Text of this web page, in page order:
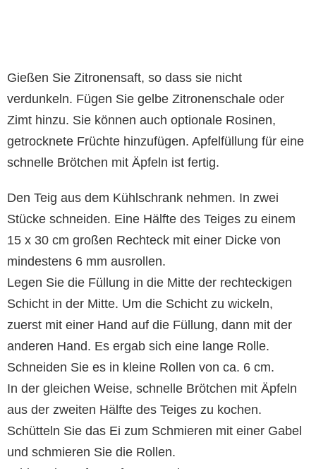
Gießen Sie Zitronensaft, so dass sie nicht
verdunkeln. Fügen Sie gelbe Zitronenschale oder
Zimt hinzu. Sie können auch optionale Rosinen,
getrocknete Früchte hinzufügen. Apfelfüllung für eine
schnelle Brötchen mit Äpfeln ist fertig.
Den Teig aus dem Kühlschrank nehmen. In zwei
Stücke schneiden. Eine Hälfte des Teiges zu einem
15 x 30 cm großen Rechteck mit einer Dicke von
mindestens 6 mm ausrollen.
Legen Sie die Füllung in die Mitte der rechteckigen
Schicht in der Mitte. Um die Schicht zu wickeln,
zuerst mit einer Hand auf die Füllung, dann mit der
anderen Hand. Es ergab sich eine lange Rolle.
Schneiden Sie es in kleine Rollen von ca. 6 cm.
In der gleichen Weise, schnelle Brötchen mit Äpfeln
aus der zweiten Hälfte des Teiges zu kochen.
Schütteln Sie das Ei zum Schmieren mit einer Gabel
und schmieren Sie die Rollen.